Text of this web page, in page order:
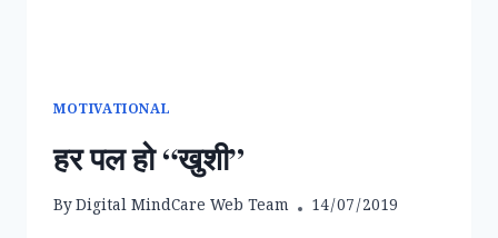
MOTIVATIONAL
हर पल हो “खुशी”
ByDigital MindCare Web Team 14/07/2019